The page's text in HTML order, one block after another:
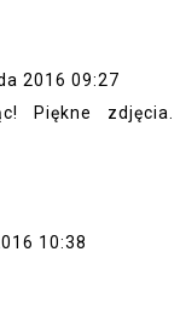
2016 09:27
Piękne zdjęcia.
10:38